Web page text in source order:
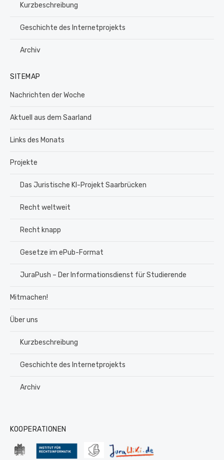
Kurzbeschreibung
Geschichte des Internetprojekts
Archiv
SITEMAP
Nachrichten der Woche
Aktuell aus dem Saarland
Links des Monats
Projekte
Das Juristische KI-Projekt Saarbrücken
Recht weltweit
Recht knapp
Gesetze im ePub-Format
JuraPush – Der Informationsdienst für Studierende
Mitmachen!
Über uns
Kurzbeschreibung
Geschichte des Internetprojekts
Archiv
KOOPERATIONEN